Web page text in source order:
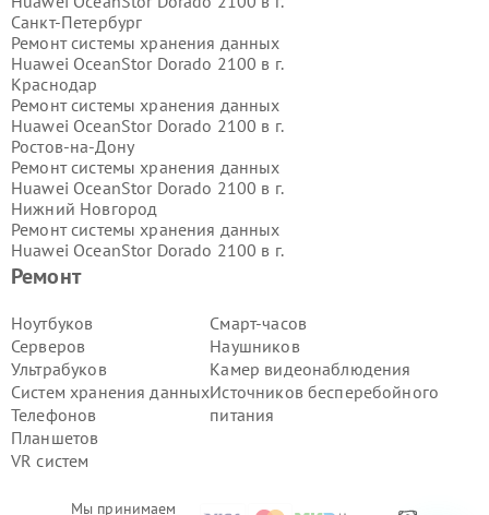
Мы принимаем
Ремонт
Ноутбуков
Серверов
Ультрабуков
Систем хранения данных
Телефонов
Планшетов
VR систем
Смарт-часов
Наушников
Камер видеонаблюдения
Источников бесперебойного
питания
Санкт-Петербург
Ремонт системы хранения данных
Huawei OceanStor Dorado 2100 в г.
Краснодар
Ремонт системы хранения данных
Huawei OceanStor Dorado 2100 в г.
Ростов-на-Дону
Ремонт системы хранения данных
Huawei OceanStor Dorado 2100 в г.
Нижний Новгород
Ремонт системы хранения данных
Huawei OceanStor Dorado 2100 в г.
Новосибирск
Ремонт системы хранения данных
Huawei OceanStor Dorado 2100 в г.
Екатеринбург
Ремонт системы хранения данных
Huawei OceanStor Dorado 2100 в г.
Казань
Ремонт системы хранения данных
Huawei OceanStor Dorado 2100 в г.
Воронеж
Huawei OceanStor Dorado 2100 в г.